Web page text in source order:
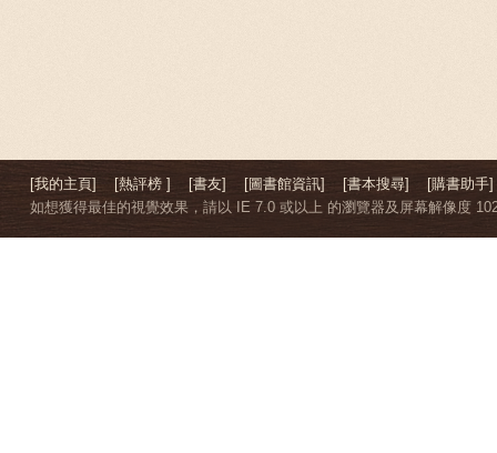
[我的主頁] [熱評榜 ] [書友] [圖書館資訊] [書本搜尋]
[購書助手]
如想獲得最佳的視覺效果，請以 IE 7.0 或以上 的瀏覽器及屏幕解像度